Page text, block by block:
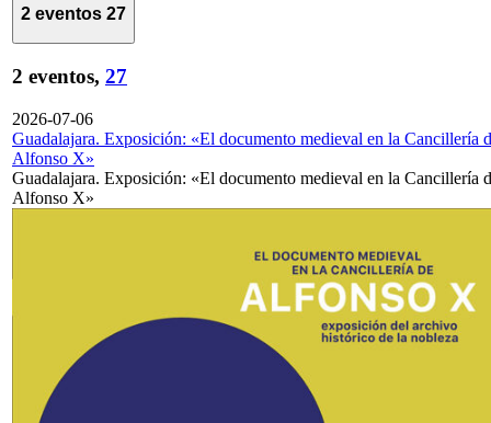
2 eventos 27
2 eventos, 27
2026-07-06
Guadalajara. Exposición: «El documento medieval en la Cancillería
Alfonso X»
Guadalajara. Exposición: «El documento medieval en la Cancillería
Alfonso X»